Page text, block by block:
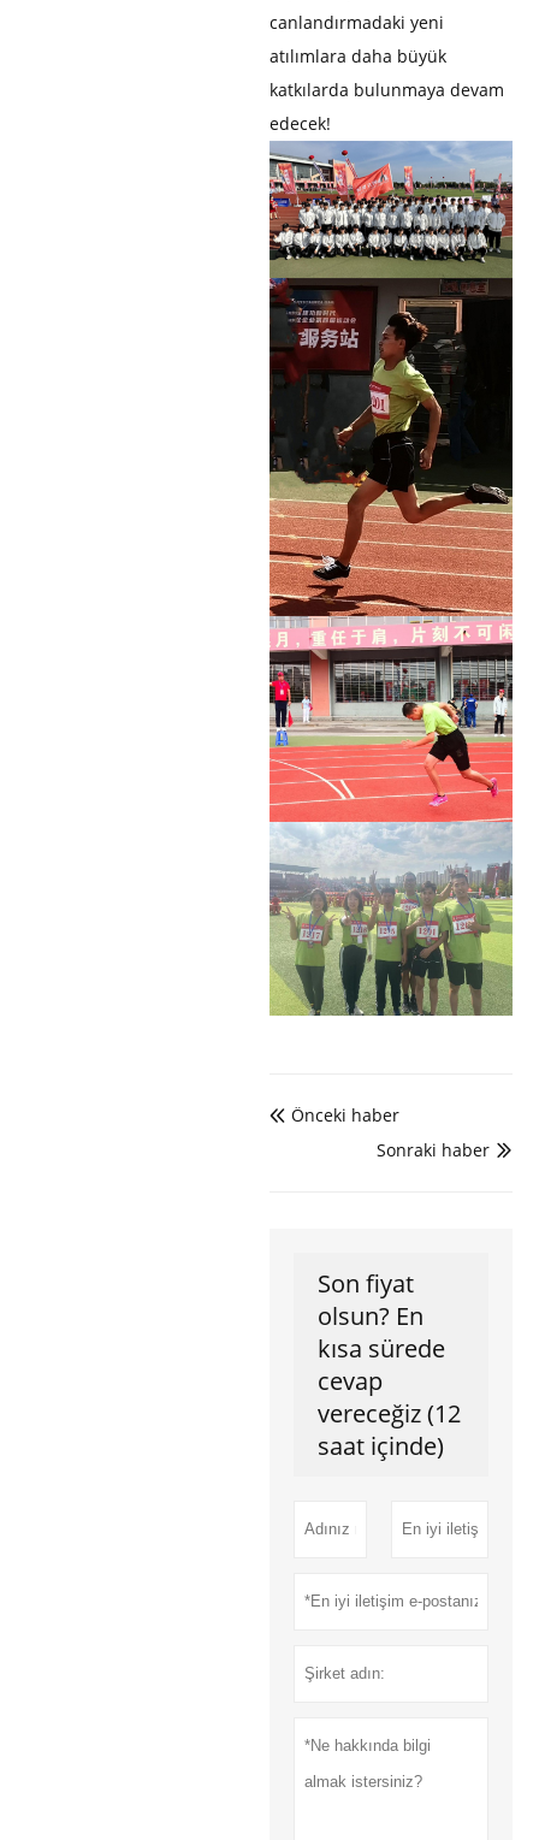
canlandırmadaki yeni
atılımlara daha büyük
katkılarda bulunmaya devam
edecek!
 Önceki haber

Sonraki haber
Son fiyat
olsun? En
kısa sürede
cevap
vereceğiz (12
saat içinde)